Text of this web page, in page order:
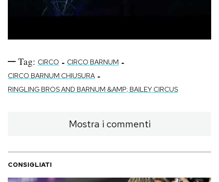
Tag: CIRCO - CIRCO BARNUM -
CIRCO BARNUM CHIUSURA -
RINGLING BROS AND BARNUM &AMP; BAILEY CIRCUS
Mostra i commenti
CONSIGLIATI